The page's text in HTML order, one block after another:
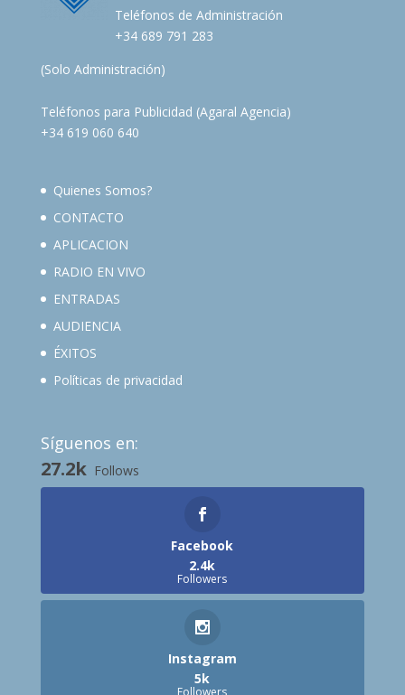
Teléfonos de Administración
+34 689 791 283
(Solo Administración)
Teléfonos para Publicidad (Agaral Agencia)
+34 619 060 640
Quienes Somos?
CONTACTO
APLICACION
RADIO EN VIVO
ENTRADAS
AUDIENCIA
ÉXITOS
Políticas de privacidad
Síguenos en:
27.2k Follows
Facebook
2.4k
Followers
Instagram
5k
Followers